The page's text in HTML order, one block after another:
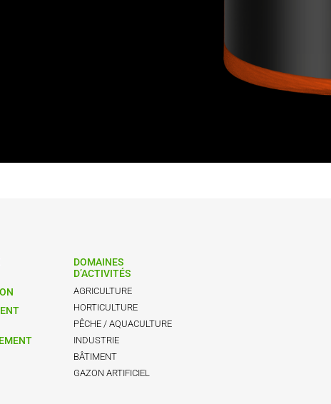
DOMAINES
D’ACTIVITÉS
AGRICULTURE
HORTICULTURE
PÊCHE / AQUACULTURE
INDUSTRIE
BÂTIMENT
GAZON ARTIFICIEL